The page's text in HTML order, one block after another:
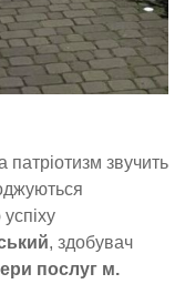
звучить
, здобувач
послуг м.